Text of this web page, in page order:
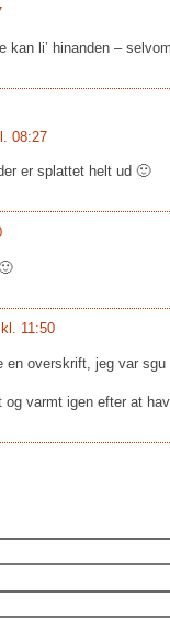
kan li’ hinanden –
08:27
er splattet helt ud 🙂
11:50
overskrift, jeg var
og varmt igen efter at